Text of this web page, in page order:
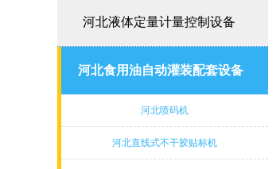
河北液体定量计量控制设备
河北食用油自动灌装配套设备
河北喷码机
河北直线式不干胶贴标机